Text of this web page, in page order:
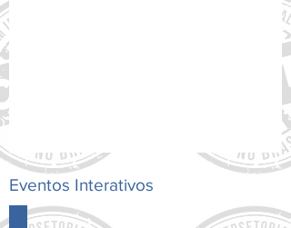
A The Partnering Initiative (TPI), WINGS e a